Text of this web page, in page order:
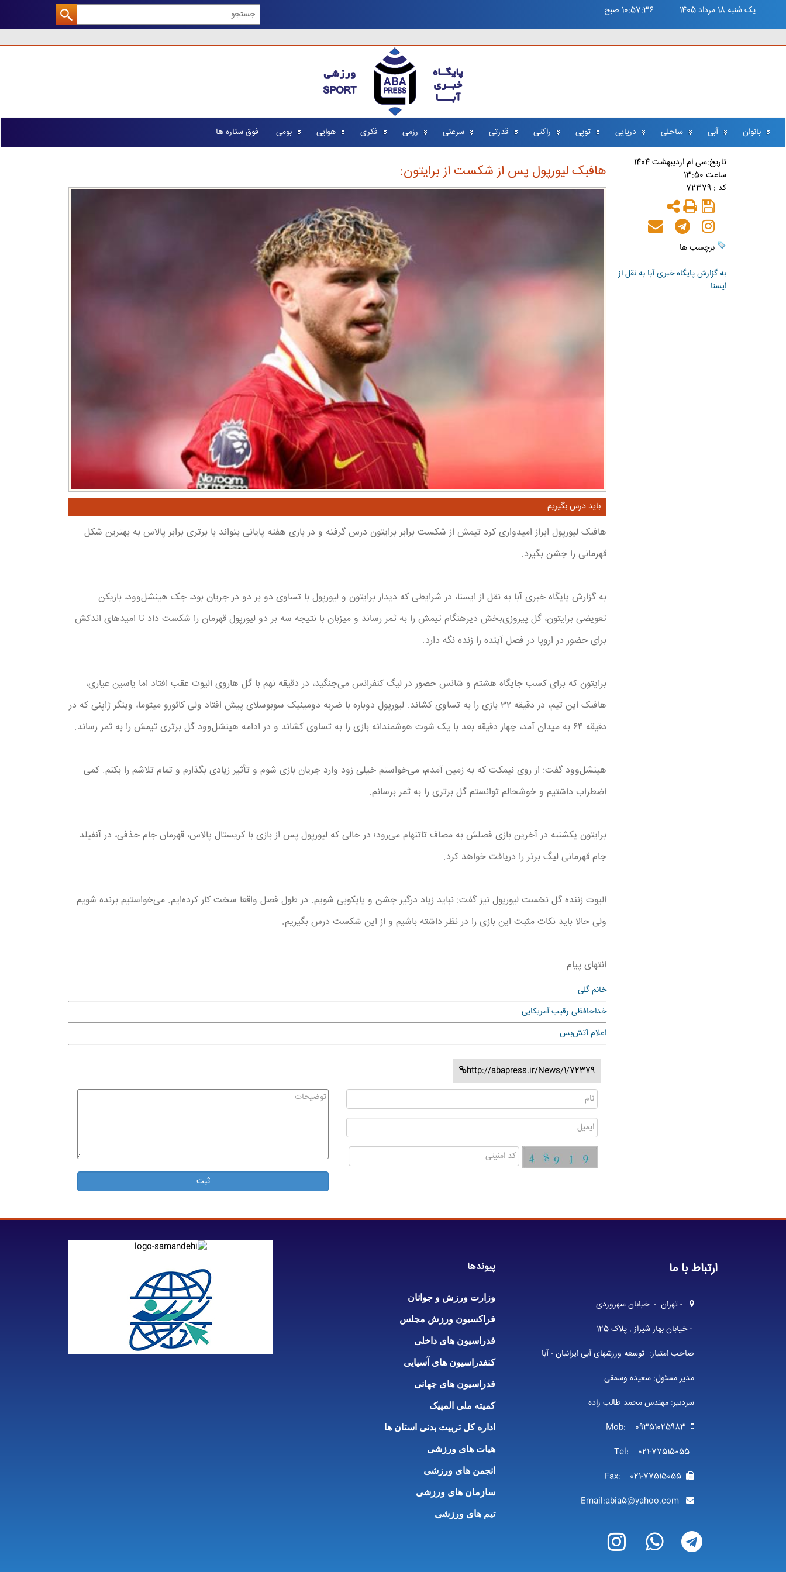
يک شنبه 18 مرداد 1405 10:57:37 صبح
بانوان آبی ساحلی دریایی توپی راکتی قدرتی سرعتی رزمی فکری هوایی بومی فوق ستاره ها
تاريخ:سی ام ارديبهشت 1404
ساعت 13:50
کد : 72379
برچسب ها
به گزارش پایگاه خبری آبا به نقل از
ایسنا
هافبک لیورپول پس از شکست از برایتون:
باید درس بگیریم
هافبک لیورپول ابراز امیدواری کرد تیمش از شکست برابر برایتون درس گرفته و در بازی هفته پایانی بتواند با برتری برابر پالاس به بهترین شکل
قهرمانی را جشن بگیرد.
به گزارش پایگاه خبری آبا به نقل از ایسنا، در شرایطی که دیدار برایتون و لیورپول با تساوی دو بر دو در جریان بود، جک هینشل‌وود، بازیکن
تعویضی برایتون، گل پیروزی‌بخش دیرهنگام تیمش را به ثمر رساند و میزبان با نتیجه سه بر دو لیورپول قهرمان را شکست داد تا امیدهای اندکش
برای حضور در اروپا در فصل آینده را زنده نگه دارد.
برایتون که برای کسب جایگاه هشتم و شانس حضور در لیگ کنفرانس می‌جنگید، در دقیقه نهم با گل هاروی الیوت عقب افتاد اما یاسین عیاری،
هافبک این تیم، در دقیقه ۳۲ بازی را به تساوی کشاند. لیورپول دوباره با ضربه دومینیک سوبوسلای پیش افتاد ولی کائورو میتوما، وینگر ژاپنی که در
دقیقه ۶۴ به میدان آمد، چهار دقیقه بعد با یک شوت هوشمندانه بازی را به تساوی کشاند و در ادامه هینشل‌وود گل برتری تیمش را به ثمر رساند.
هینشل‌وود گفت: از روی نیمکت که به زمین آمدم، می‌خواستم خیلی زود وارد جریان بازی شوم و تأثیر زیادی بگذارم و تمام تلاشم را بکنم. کمی
اضطراب داشتیم و خوشحالم توانستم گل برتری را به ثمر برسانم.
برایتون یکشنبه در آخرین بازی فصلش به مصاف تاتنهام می‌رود؛ در حالی که لیورپول پس از بازی با کریستال پالاس، قهرمان جام حذفی، در آنفیلد
جام قهرمانی لیگ برتر را دریافت خواهد کرد.
الیوت زننده گل نخست لیورپول نیز گفت: نباید زیاد درگیر جشن و پایکوبی شویم. در طول فصل واقعا سخت کار کرده‌ایم. می‌خواستیم برنده شویم
ولی حالا باید نکات مثبت این بازی را در نظر داشته باشیم و از این شکست درس بگیریم.
انتهای پیام
خانم گلی
خداحافظی رقیب آمریکایی
اعلام آتش‌بس
http://abapress.ir/News/1/72379
ارتباط با ما
- تهران - خیابان سهروردی
- خیابان بهار شیراز . پلاک 125
صاحب امتیاز: توسعه ورزشهای آبی ایرانیان - آبا
مدیر مسئول: سعیده وسمقی
سردبیر: مهندس محمد طالب زاده
پیوندها
وزارت ورزش و جوانان
فراکسیون ورزش مجلس
فدراسیون های داخلی
کنفدراسیون های آسیایی
فدراسیون های جهانی
کمیته ملی المپیک
اداره کل تربیت بدنی استان ها
هیات های ورزشی
انجمن های ورزشی
سازمان های ورزشی
تیم های ورزشی